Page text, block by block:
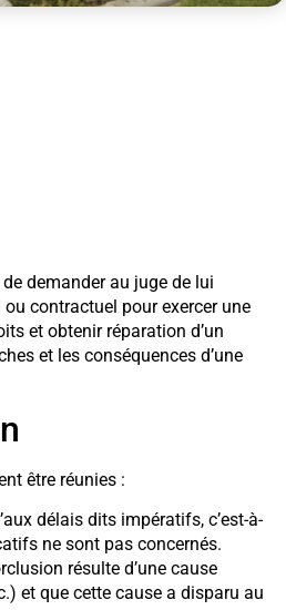
demander au juge de lui
contractuel pour exercer une
et obtenir réparation d’un
et les conséquences d’une
être réunies :
délais dits impératifs, c’est-à-
ne sont pas concernés.
résulte d’une cause
et que cette cause a disparu au